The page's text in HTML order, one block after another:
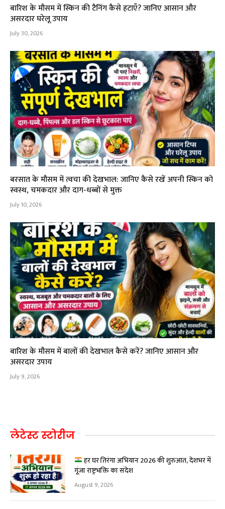
बारिश के मौसम में स्किन की टैनिंग कैसे हटाएँ? जानिए आसान और
असरदार घरेलू उपाय
July 30, 2026
बरसात के मौसम में त्वचा की देखभाल: जानिए कैसे रखें अपनी स्किन को
स्वस्थ, चमकदार और दाग-धब्बों से मुक्त
July 10, 2026
बारिश के मौसम में बालों की देखभाल कैसे करें? जानिए आसान और
असरदार उपाय
July 9, 2026
लेटेस्ट स्टोरीज
हर घर तिरंगा अभियान 2026 की शुरुआत, देशभर में
गूंजा राष्ट्रभक्ति का संदेश
August 9, 2026